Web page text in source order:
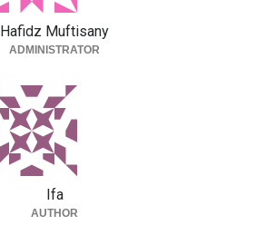
Hafidz Muftisany
ADMINISTRATOR
Ifa
AUTHOR